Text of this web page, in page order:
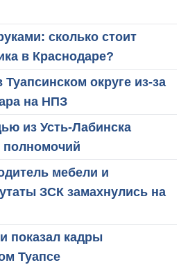
сколько стоит
в Краснодаре?
округе из-за
на НПЗ
из Усть-Лабинска
мебели и
ЗСК замахнулись на
показал кадры
Туапсе